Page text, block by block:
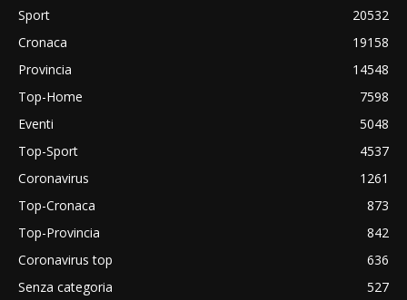
Sport
20532
Cronaca
19158
Provincia
14548
Top-Home
7598
Eventi
5048
Top-Sport
4537
Coronavirus
1261
Top-Cronaca
873
Top-Provincia
842
Coronavirus top
636
Senza categoria
527